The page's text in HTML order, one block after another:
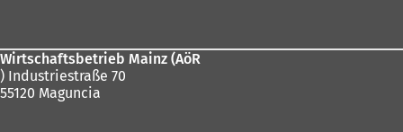
pies
Wirtschaftsbetrieb Mainz (AöR
) Industriestraße 70
55120 Maguncia